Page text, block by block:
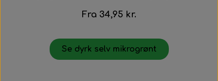
Fra 34,95 kr.
Se dyrk selv mikrogrønt